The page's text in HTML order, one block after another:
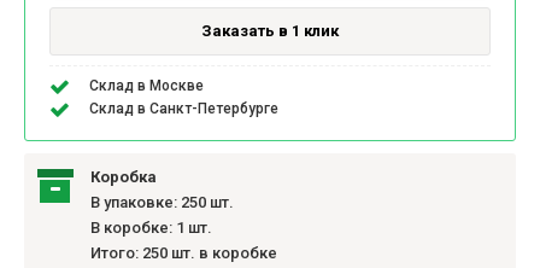
Заказать в 1 клик
Склад в Москве
Склад в Санкт-Петербурге
Коробка
В упаковке: 250 шт.
В коробке: 1 шт.
Итого: 250 шт. в коробке